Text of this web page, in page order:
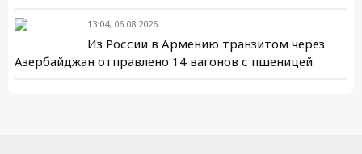
13:04, 06.08.2026
Из России в Армению транзитом через
Азербайджан отправлено 14 вагонов с пшеницей